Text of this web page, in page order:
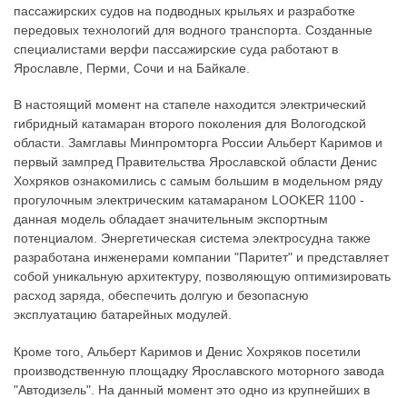
пассажирских судов на подводных крыльях и разработке
передовых технологий для водного транспорта. Созданные
специалистами верфи пассажирские суда работают в
Ярославле, Перми, Сочи и на Байкале.
В настоящий момент на стапеле находится электрический
гибридный катамаран второго поколения для Вологодской
области. Замглавы Минпромторга России Альберт Каримов и
первый зампред Правительства Ярославской области Денис
Хохряков ознакомились с самым большим в модельном ряду
прогулочным электрическим катамараном LOOKER 1100 -
данная модель обладает значительным экспортным
потенциалом. Энергетическая система электросудна также
разработана инженерами компании "Паритет" и представляет
собой уникальную архитектуру, позволяющую оптимизировать
расход заряда, обеспечить долгую и безопасную
эксплуатацию батарейных модулей.
Кроме того, Альберт Каримов и Денис Хохряков посетили
производственную площадку Ярославского моторного завода
"Автодизель". На данный момент это одно из крупнейших в